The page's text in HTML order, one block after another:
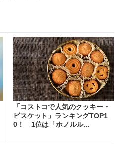
「コストコで人気のクッキー・
ビスケット」ランキングTOP1
0！ 1位は「ホノルル...